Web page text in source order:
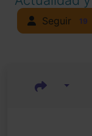
Seguir 19